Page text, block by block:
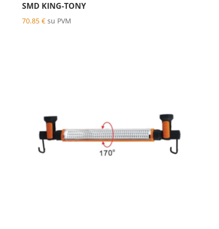
SMD KING-TONY
70.85 € su PVM